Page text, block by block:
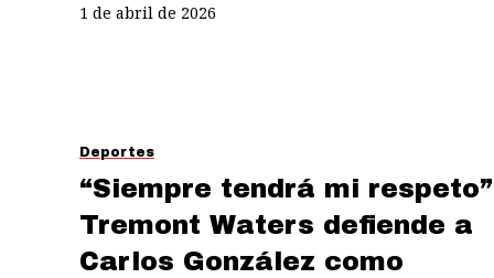
1 de abril de 2026
Deportes
“Siempre tendrá mi
Tremont Waters defiende a
Carlos González como